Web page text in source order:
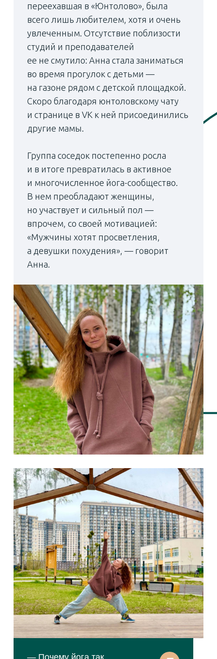
— Как в экорайоне
появился йога-шатер?
— Почему йога так
популярна среди юнтоловцев?
союзник и отчасти создатель коллективного
разума «Юнтолово». Компания начинает
налаживать связи между будущими соседями
и свой контакт с ними задолго до выдачи
ключей. Сначала девелопер
целенаправленно запускает диалог через
официальные каналы, прежде всего —
в соцсетях. По мере заселения подключается
управляющая компания. Она строит
горизонтальные связи между жителями
и собирает обратную связь по ЖК —
предложения и просьбы.
Технология
добрососедства